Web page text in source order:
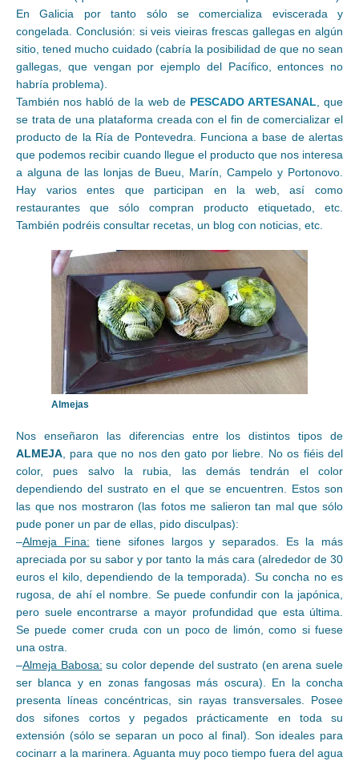
En Galicia por tanto sólo se comercializa eviscerada y
congelada. Conclusión: si veis vieiras frescas gallegas en algún
sitio, tened mucho cuidado (cabría la posibilidad de que no sean
gallegas, que vengan por ejemplo del Pacífico, entonces no
habría problema).
También nos habló de la web de PESCADO ARTESANAL , que
se trata de una plataforma creada con el fin de comercializar el
producto de la Ría de Pontevedra. Funciona a base de alertas
que podemos recibir cuando llegue el producto que nos interesa
a alguna de las lonjas de Bueu, Marín, Campelo y Portonovo.
Hay varios entes que participan en la web, así como
restaurantes que sólo compran producto etiquetado, etc.
También podréis consultar recetas, un blog con noticias, etc.
Almejas
Nos enseñaron las diferencias entre los distintos tipos de
ALMEJA , para que no nos den gato por liebre. No os fiéis del
color, pues salvo la rubia, las demás tendrán el color
dependiendo del sustrato en el que se encuentren. Estos son
las que nos mostraron (las fotos me salieron tan mal que sólo
pude poner un par de ellas, pido disculpas):
–Almeja Fina: tiene sifones largos y separados. Es la más
apreciada por su sabor y por tanto la más cara (alrededor de 30
euros el kilo, dependiendo de la temporada). Su concha no es
rugosa, de ahí el nombre. Se puede confundir con la japónica,
pero suele encontrarse a mayor profundidad que esta última.
Se puede comer cruda con un poco de limón, como si fuese
una ostra.
–Almeja Babosa: su color depende del sustrato (en arena suele
ser blanca y en zonas fangosas más oscura). En la concha
presenta líneas concéntricas, sin rayas transversales. Posee
dos sifones cortos y pegados prácticamente en toda su
extensión (sólo se separan un poco al final). Son ideales para
cocinarr a la marinera. Aguanta muy poco tiempo fuera del agua